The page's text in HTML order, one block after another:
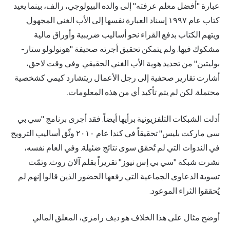
عبارة "أفضل معلم عرفته" إلى والده البيولوجي، رالف، بينما يعيد
كتاب عام ١٩٩٧ إسناد العبارة نفسها إلى الأب الغني المجهول.
ويتهم الكتاب بدفع القراء نحو أساليب ضريبية وأوراق مالية
مشكوك فيها. ولم يتمكن تحقيق أجرته صحيفة "هونولولو ستار-
بوليتين" من تحديد هوية الأب الغني الحقيقي. وفي وقت لاحق،
أشارت تقارير صحفية إلى رجل الأعمال ريتشارد كيمي كشخصية
محتملة. لكن لم يتم تأكيد أي من هذه المعلومات.
أدلت الشبكات التلفزيونية برأيها أيضاً. فقد أجرى برنامج "سي بي
سي ماركت بليس" تحقيقاً في كندا عام ٢٠١٠ وثّق أساليب الترويج
في الندوات التي لم تُحقق سوى نتائج ضئيلة. وفي العام نفسه،
نشرت شبكة "سي بي إس نيوز" تقريراً بقلم آلان روث. وتمّت
تسوية الدعاوى الجماعية التي رفعها الحضور الذين قالوا إنهم لم
يُحققوا الثراء الموعود.
أوضح مثال على هذا الخلاف هو ديف رامزي، المعلق المالي